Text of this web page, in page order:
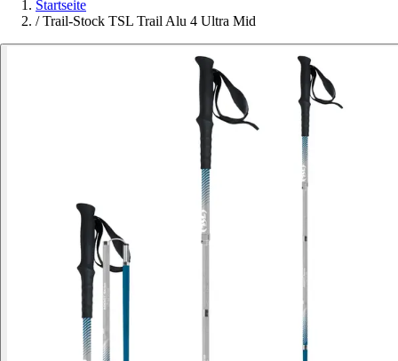
Startseite
/ Trail-Stock TSL Trail Alu 4 Ultra Mid